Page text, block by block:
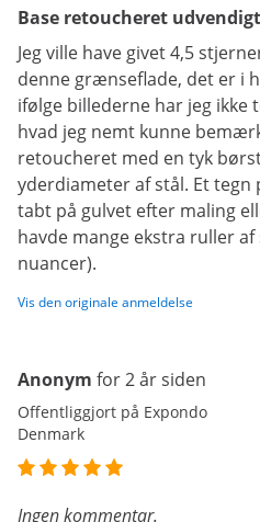
Base retoucheret udvendigt
Jeg ville have givet 4,5
denne grænseflade, det er i
ifølge billederne har jeg ikke
hvad jeg nemt kunne
retoucheret med en tyk
yderdiameter af stål. Et tegn
tabt på gulvet efter maling
havde mange ekstra ruller
nuancer).
Vis den originale anmeldelse
Anonym for 2 år siden
Offentliggjort på Expondo
Denmark
Ingen kommentar.